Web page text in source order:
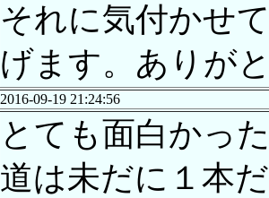
それに気付かせ
げます。ありが
2016-09-19 21:24:56
とても面白かっ
道は未だに１本